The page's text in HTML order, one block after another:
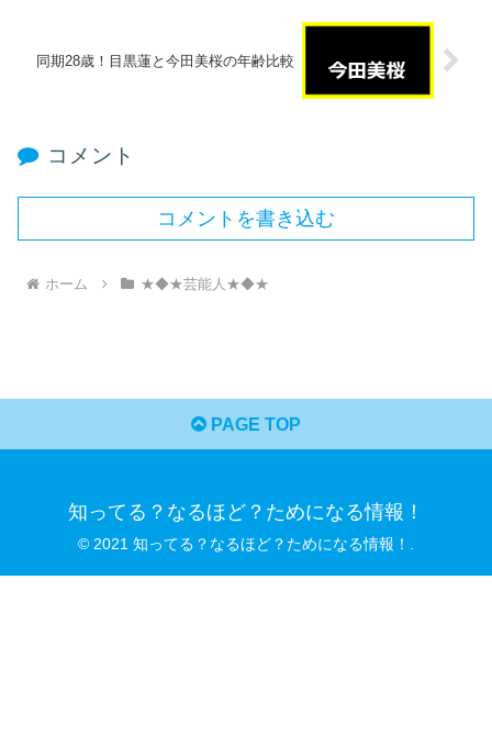
同期28歳！目黒蓮と今田美桜の年齢比較
コメント
コメントを書き込む
ホーム ★◆★芸能人★◆★
PAGE TOP
知ってる？なるほど？ためになる情報！
© 2021 知ってる？なるほど？ためになる情報！.